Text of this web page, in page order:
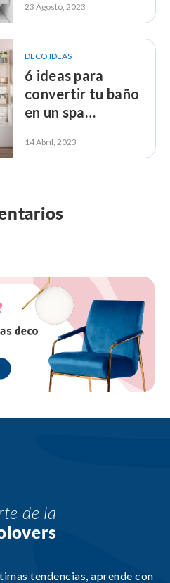
diferencia
23 Agosto, 2023
DECO IDEAS
6 ideas para
convertir tu baño
en un spa
14 Abril, 2023
de la
tendencias, aprende con